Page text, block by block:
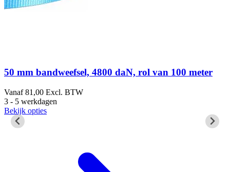
50 mm bandweefsel, 4800 daN, rol van 100 meter
Vanaf81,00 Excl. BTW
3 - 5 werkdagen
Bekijk opties